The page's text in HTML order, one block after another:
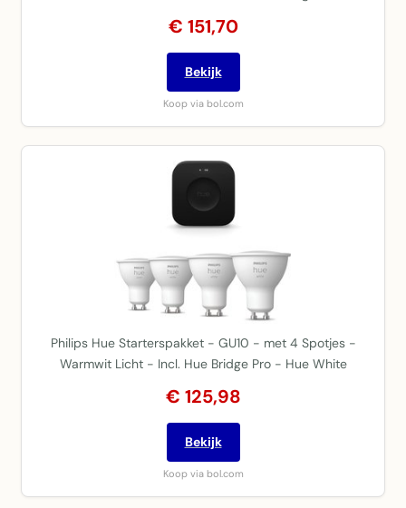
€ 151,70
Bekijk
Koop via bol.com
Philips Hue Starterspakket - GU10 - met 4 Spotjes -
Warmwit Licht - Incl. Hue Bridge Pro - Hue White
€ 125,98
Bekijk
Koop via bol.com